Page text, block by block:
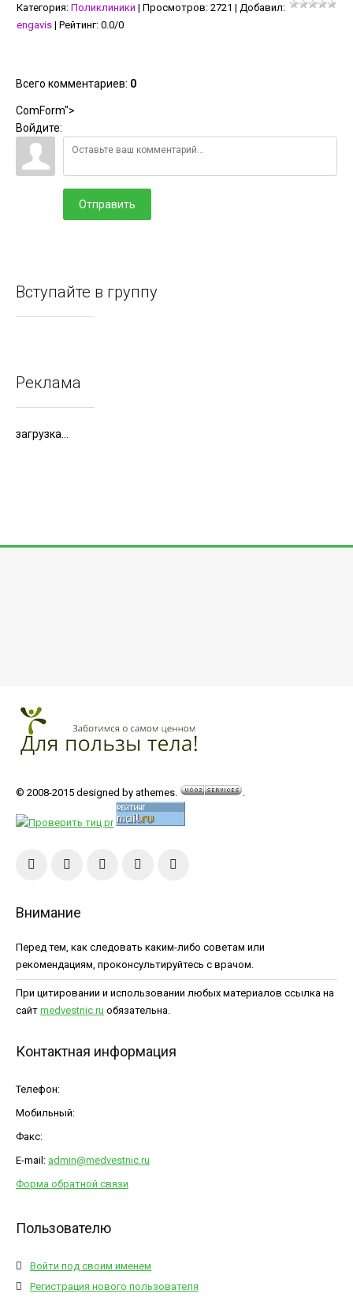
Категория: Поликлиники | Просмотров: 2721 | Добавил:
engavis | Рейтинг: 0.0/0
Всего комментариев: 0
ComForm">
Войдите:
Отправить
Вступайте в группу
Реклама
загрузка...
© 2008-2015 designed by athemes. .
Внимание
Перед тем, как следовать каким-либо советам или
рекомендациям, проконсультируйтесь с врачом.
При цитировании и использовании любых материалов ссылка на
сайт medvestnic.ru обязательна.
Контактная информация
Телефон:
Мобильный:
Факс:
E-mail: admin@medvestnic.ru
Форма обратной связи
Пользователю
Войти под своим именем
Регистрация нового пользователя